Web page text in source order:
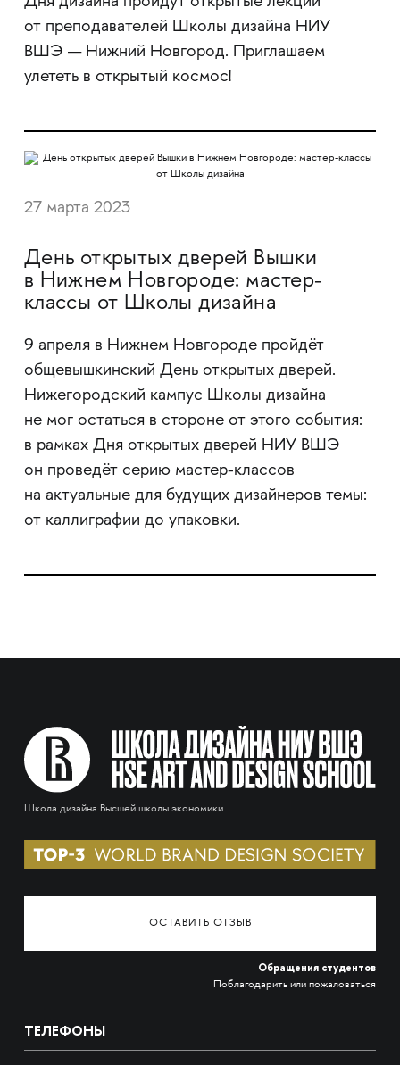
от преподавателей Школы дизайна НИУ
ВШЭ — Нижний Новгород. Приглашаем
улететь в открытый космос!
27 марта 2023
День открытых дверей Вышки
в Нижнем Новгороде: мастер-
классы от Школы дизайна
9 апреля в Нижнем Новгороде пройдёт
общевышкинский День открытых дверей.
Нижегородский кампус Школы дизайна
не мог остаться в стороне от этого события:
в рамках Дня открытых дверей НИУ ВШЭ
он проведёт серию мастер-классов
на актуальные для будущих дизайнеров темы:
от каллиграфии до упаковки.
Школа дизайна Высшей школы экономики
ОСТАВИТЬ ОТЗЫВ
Обращения студентов
Поблагодарить или пожаловаться
ТЕЛЕФОНЫ